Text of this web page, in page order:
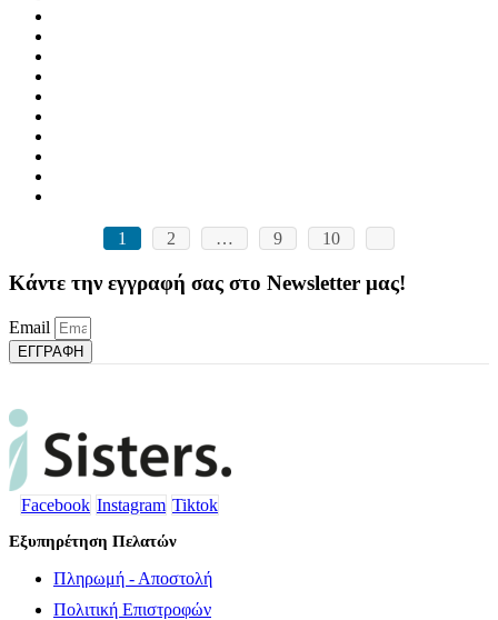
1 2 … 9 10
Κάντε την εγγραφή σας στο Newsletter μας!
Email
ΕΓΓΡΑΦΗ
Facebook Instagram Tiktok
Εξυπηρέτηση Πελατών
Πληρωμή - Αποστολή
Πολιτική Επιστροφών